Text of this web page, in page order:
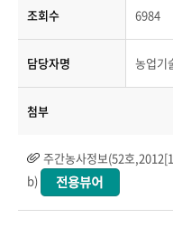
조회수 6984
담당자명 농업기
첨부
주간농사정보(52호
b)